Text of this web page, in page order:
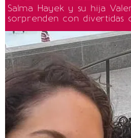
Salma Hayek y su hija
sorprenden con divertidas